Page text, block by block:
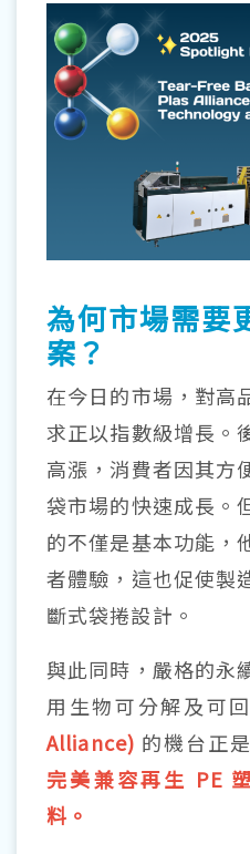
為何市場需要
案？
在今日的市場，對高
求正以指數級增長。
高漲，消費者因其方
袋市場的快速成長。
的不僅是基本功能，
者體驗，這也促使製
斷式袋捲設計。
與此同時，嚴格的永
用生物可分解及可
Alliance) 的機台正
完美兼容再生 PE
料。